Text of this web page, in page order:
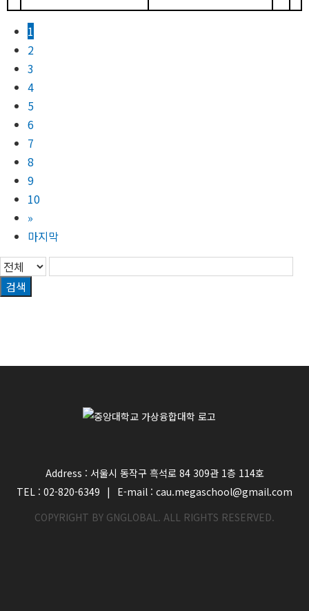
1
2
3
4
5
6
7
8
9
10
»
마지막
검색
Address : 서울시 동작구 흑석로 84 309관 1층 114호
TEL : 02-820-6349 |
E-mail : cau.megaschool@gmail.com
COPYRIGHT BY GNGLOBAL. ALL RIGHTS RESERVED.